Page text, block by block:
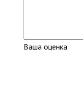
Ваша оценка